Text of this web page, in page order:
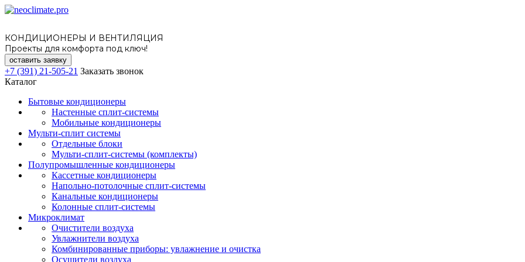
КОНДИЦИОНЕРЫ И ВЕНТИЛЯЦИЯ
Проекты для комфорта под ключ!
оставить заявку
+7 (391) 21-505-21 Заказать звонок
Каталог
Бытовые кондиционеры
Настенные сплит-системы
Мобильные кондиционеры
Мульти-сплит системы
Отдельные блоки
Мульти-сплит-системы (комплекты)
Полупромышленные кондиционеры
Кассетные кондиционеры
Напольно-потолочные сплит-системы
Канальные кондиционеры
Колонные сплит-системы
Микроклимат
Очистители воздуха
Увлажнители воздуха
Комбинированные приборы: увлажнение и очистка
Осушители воздуха